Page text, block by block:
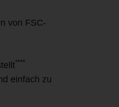
von FSC-
****
einfach zu